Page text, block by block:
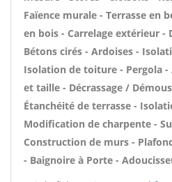
Faïence murale - Terrasse en
en bois - Carrelage extérieur -
Bétons cirés - Ardoises -
Isolation de toiture - Pergola -
et taille - Décrassage /
Étanchéité de terrasse -
Modification de charpente -
Construction de murs -
- Baignoire à Porte -